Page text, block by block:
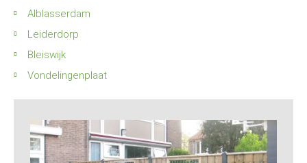
Alblasserdam
Leiderdorp
Bleiswijk
Vondelingenplaat